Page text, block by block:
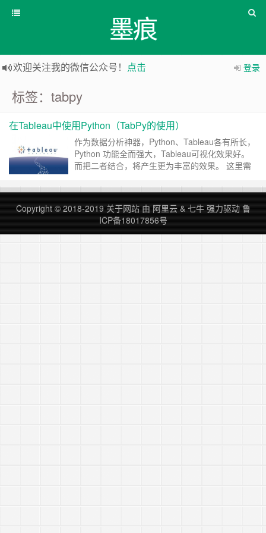
墨痕
登录
欢迎关注我的微信公众号！ 点击
标签：tabpy
在Tableau中使用Python（TabPy的使用）
作为数据分析神器，Python、Tableau各有所长，
Python 功能全而强大，Tableau可视化效果好。
而把二者结合，将产生更为丰富的效果。 这里需
务，在Tableau中连接此服务，则可以在Tableau
中使用 Python 的各种函数功能。 TabPy 安装 与
其他 Python 包的安……继续阅读 »
Copyright © 2018-2019 关于网站由 阿里云& 七牛 强力驱动 鲁
ICP备18017856号